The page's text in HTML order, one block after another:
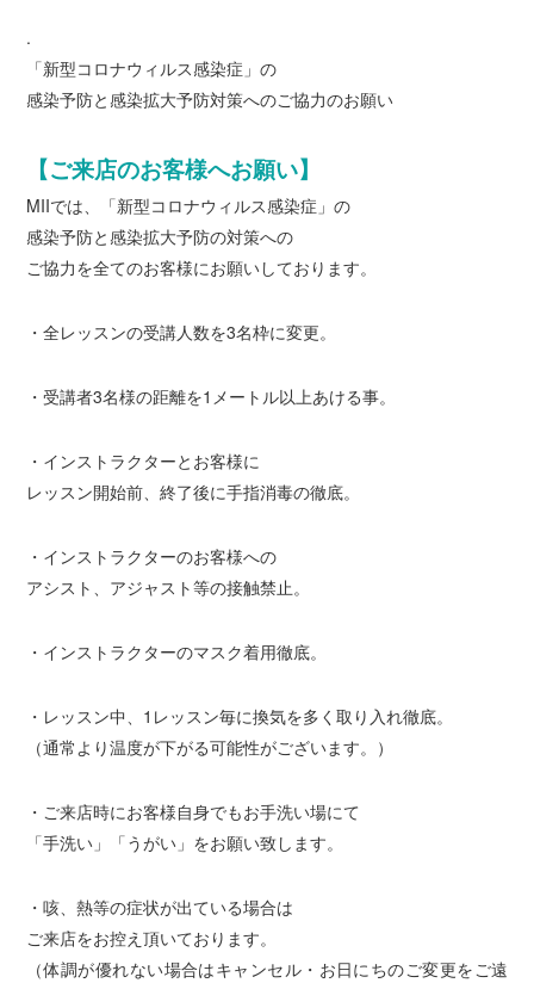
.
「新型コロナウィルス感染症」の
感染予防と感染拡大予防対策へのご協力のお願い
【ご来店のお客様へお願い】
MIIでは、「新型コロナウィルス感染症」の
感染予防と感染拡大予防の対策への
ご協力を全てのお客様にお願いしております。
・全レッスンの受講人数を3名枠に変更。
・受講者3名様の距離を1メートル以上あける事。
・インストラクターとお客様に
レッスン開始前、終了後に手指消毒の徹底。
・インストラクターのお客様への
アシスト、アジャスト等の接触禁止。
・インストラクターのマスク着用徹底。
・レッスン中、1レッスン毎に換気を多く取り入れ徹底。
（通常より温度が下がる可能性がございます。）
・ご来店時にお客様自身でもお手洗い場にて
「手洗い」「うがい」をお願い致します。
・咳、熱等の症状が出ている場合は
ご来店をお控え頂いております。
（体調が優れない場合はキャンセル・お日にちのご変更をご遠